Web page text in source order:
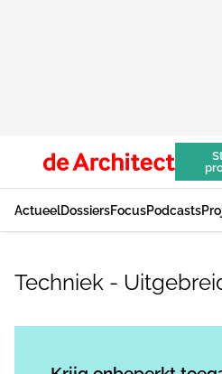
ActueelDossiersFocusPodcasts
Techniek -